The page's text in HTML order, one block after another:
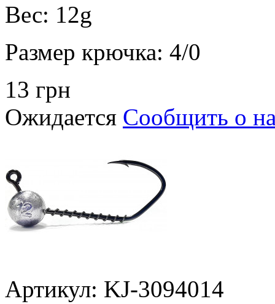
Вес: 12g
Размер крючка: 4/0
13 грн
Ожидается Сообщить о
Артикул: KJ-3094014